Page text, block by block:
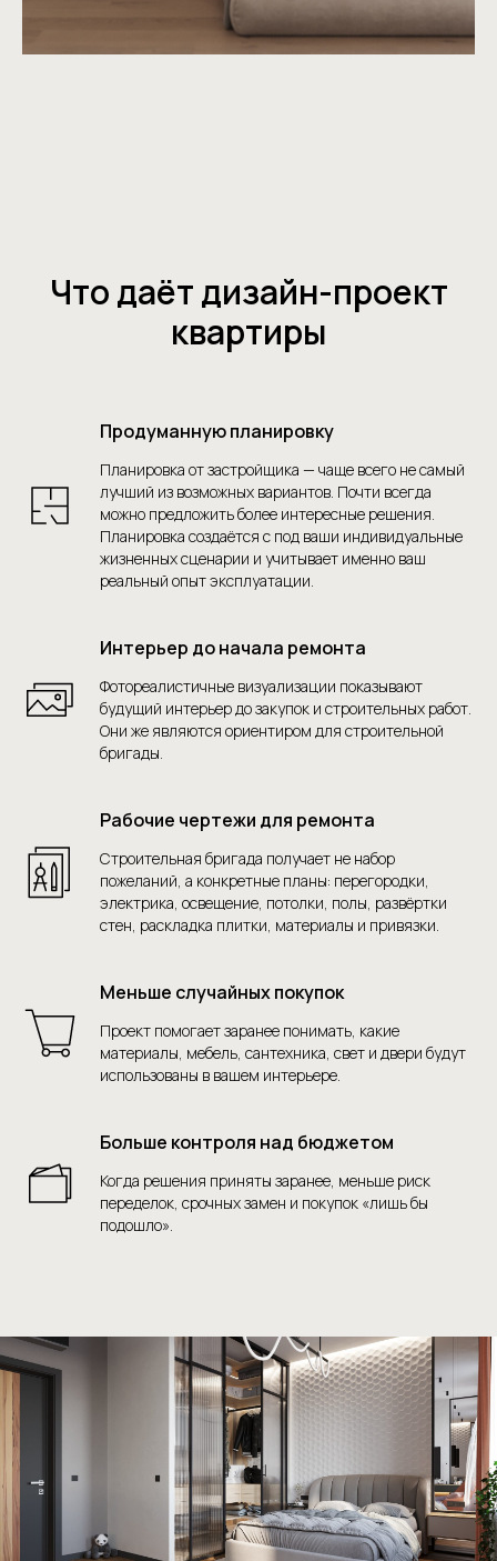
Что даёт дизайн-проект
квартиры
Продуманную планировку
Планировка от застройщика — чаще всего не самый
лучший из возможных вариантов. Почти всегда
можно предложить более интересные решения.
Планировка создаётся с под ваши индивидуальные
жизненных сценарии и учитывает именно ваш
реальный опыт эксплуатации.
Интерьер до начала ремонта
Фотореалистичные визуализации показывают
будущий интерьер до закупок и строительных работ.
Они же являются ориентиром для строительной
бригады.
Рабочие чертежи для ремонта
Строительная бригада получает не набор
пожеланий, а конкретные планы: перегородки,
электрика, освещение, потолки, полы, развёртки
стен, раскладка плитки, материалы и привязки.
Меньше случайных покупок
Проект помогает заранее понимать, какие
материалы, мебель, сантехника, свет и двери будут
использованы в вашем интерьере.
Больше контроля над бюджетом
Когда решения приняты заранее, меньше риск
переделок, срочных замен и покупок «лишь бы
подошло».